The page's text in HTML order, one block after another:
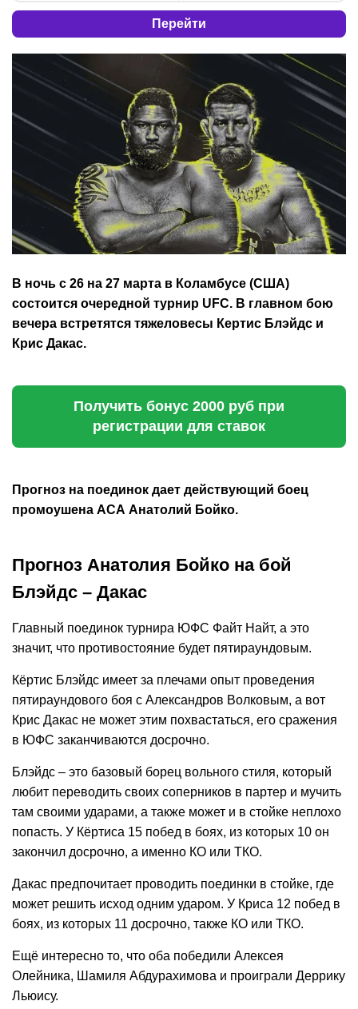
Перейти
В ночь с 26 на 27 марта в Коламбусе (США)
состоится очередной турнир UFC. В главном бою
вечера встретятся тяжеловесы Кертис Блэйдс и
Крис Дакас.
Получить бонус 2000 руб при
регистрации для ставок
Прогноз на поединок дает действующий боец
промоушена АСА Анатолий Бойко.
Прогноз Анатолия Бойко на бой
Блэйдс – Дакас
Главный поединок турнира ЮФС Файт Найт, а это
значит, что противостояние будет пятираундовым.
Кёртис Блэйдс имеет за плечами опыт проведения
пятираундового боя с Александров Волковым, а вот
Крис Дакас не может этим похвастаться, его сражения
в ЮФС заканчиваются досрочно.
Блэйдс – это базовый борец вольного стиля, который
любит переводить своих соперников в партер и мучить
там своими ударами, а также может и в стойке неплохо
попасть. У Кёртиса 15 побед в боях, из которых 10 он
закончил досрочно, а именно КО или ТКО.
Дакас предпочитает проводить поединки в стойке, где
может решить исход одним ударом. У Криса 12 побед в
боях, из которых 11 досрочно, также КО или ТКО.
Ещё интересно то, что оба победили Алексея
Олейника, Шамиля Абдурахимова и проиграли Деррику
Льюису.